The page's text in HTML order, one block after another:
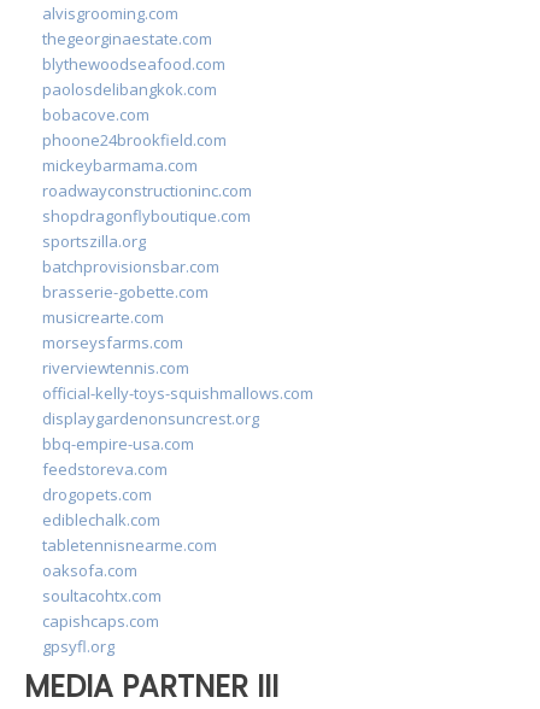
alvisgrooming.com
thegeorginaestate.com
blythewoodseafood.com
paolosdelibangkok.com
bobacove.com
phoone24brookfield.com
mickeybarmama.com
roadwayconstructioninc.com
shopdragonflyboutique.com
sportszilla.org
batchprovisionsbar.com
brasserie-gobette.com
musicrearte.com
morseysfarms.com
riverviewtennis.com
official-kelly-toys-squishmallows.com
displaygardenonsuncrest.org
bbq-empire-usa.com
feedstoreva.com
drogopets.com
ediblechalk.com
tabletennisnearme.com
oaksofa.com
soultacohtx.com
capishcaps.com
gpsyfl.org
MEDIA PARTNER III